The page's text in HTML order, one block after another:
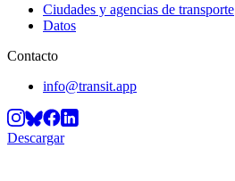
Ciudades y agencias de transporte
Datos
Contacto
info@transit.app
Descargar